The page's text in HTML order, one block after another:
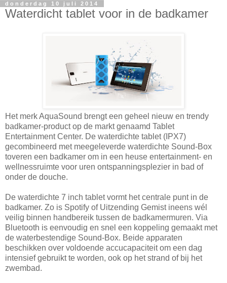
donderdag 10 juli 2014
Waterdicht tablet voor in de badkamer
Het merk AquaSound brengt een geheel nieuw en trendy
badkamer-product op de markt genaamd Tablet
Entertainment Center. De waterdichte tablet (IPX7)
gecombineerd met meegeleverde waterdichte Sound-Box
toveren een badkamer om in een heuse entertainment- en
wellnessruimte voor uren ontspanningsplezier in bad of
onder de douche.
De waterdichte 7 inch tablet vormt het centrale punt in de
badkamer. Zo is Spotify of Uitzending Gemist ineens wél
veilig binnen handbereik tussen de badkamermuren. Via
Bluetooth is eenvoudig en snel een koppeling gemaakt met
de waterbestendige Sound-Box. Beide apparaten
beschikken over voldoende accucapaciteit om een dag
intensief gebruikt te worden, ook op het strand of bij het
zwembad.